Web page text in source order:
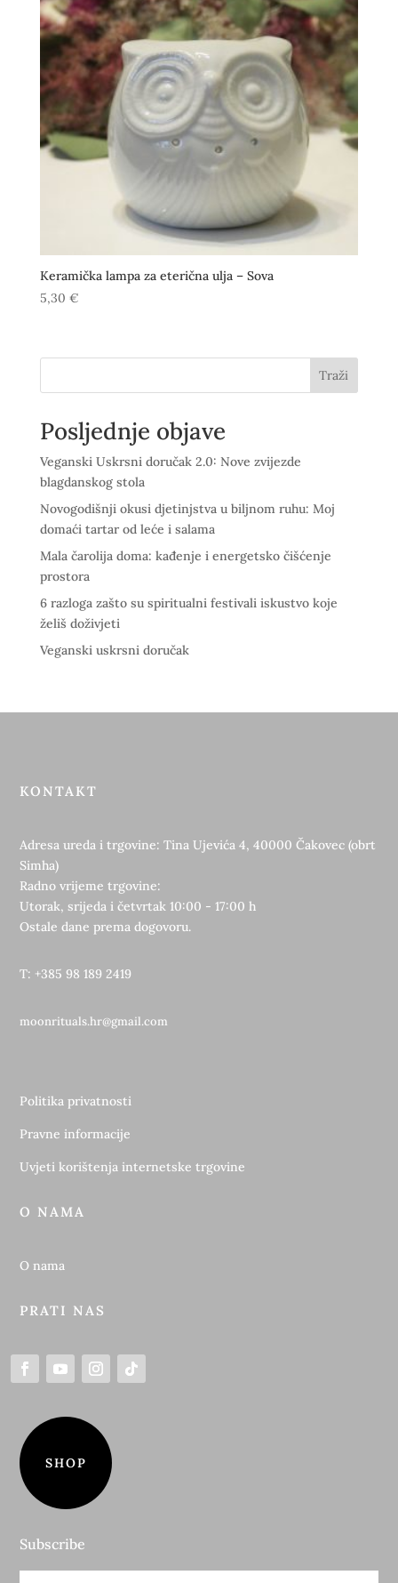
Keramička lampa za eterična ulja – Sova
5,30 €
Traži
Posljednje objave
Veganski Uskrsni doručak 2.0: Nove zvijezde
blagdanskog stola
Novogodišnji okusi djetinjstva u biljnom ruhu: Moj
domaći tartar od leće i salama
Mala čarolija doma: kađenje i energetsko čišćenje
prostora
6 razloga zašto su spiritualni festivali iskustvo koje
želiš doživjeti
Veganski uskrsni doručak
KONTAKT
Adresa ureda i trgovine: Tina Ujevića 4, 40000 Čakovec (obrt
Simha)
Radno vrijeme trgovine:
Utorak, srijeda i četvrtak 10:00 - 17:00 h
Ostale dane prema dogovoru.
T: +385 98 189 2419
moonrituals.hr@gmail.com
Politika privatnosti
Pravne informacije
Uvjeti korištenja internetske trgovine
O NAMA
O nama
PRATI NAS
SHOP
Subscribe